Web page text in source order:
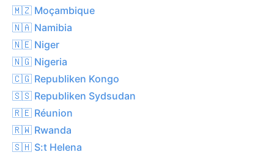
🇲🇿 Moçambique
🇳🇦 Namibia
🇳🇪 Niger
🇳🇬 Nigeria
🇨🇬 Republiken Kongo
🇸🇸 Republiken Sydsudan
🇷🇪 Réunion
🇷🇼 Rwanda
🇸🇭 S:t Helena